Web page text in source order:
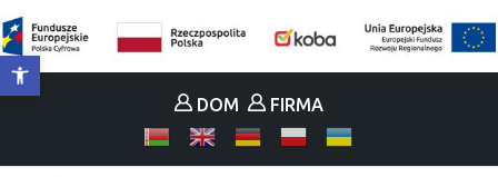
DOM FIRMA
Otwórz pasek narzędzi